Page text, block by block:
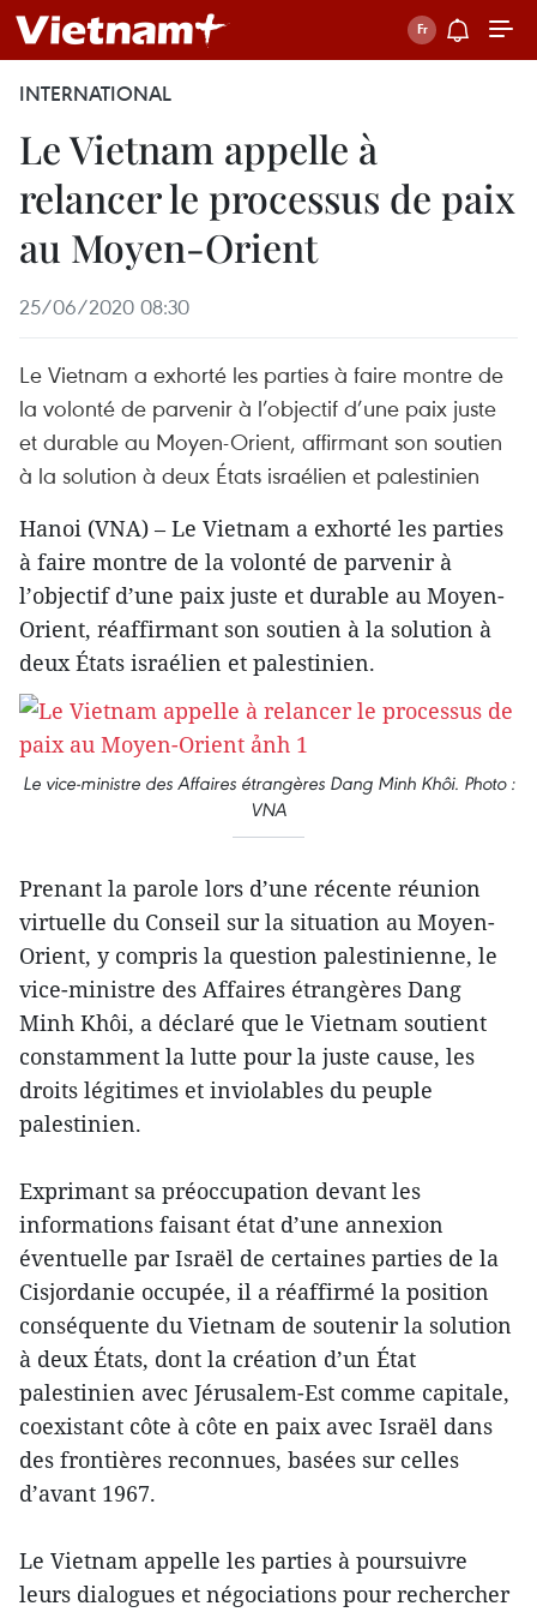
INTERNATIONAL
Le Vietnam appelle à
relancer le processus de paix
au Moyen-Orient
25/06/2020 08:30
Le Vietnam a exhorté les parties à faire montre de
la volonté de parvenir à l’objectif d’une paix juste
et durable au Moyen-Orient, affirmant son soutien
à la solution à deux États israélien et palestinien
Hanoi (VNA) – Le Vietnam a exhorté les parties
à faire montre de la volonté de parvenir à
l’objectif d’une paix juste et durable au Moyen-
Orient, réaffirmant son soutien à la solution à
deux États israélien et palestinien.
Le vice-ministre des Affaires étrangères Dang Minh Khôi. Photo :
VNA
Prenant la parole lors d’une récente réunion
virtuelle du Conseil sur la situation au Moyen-
Orient, y compris la question palestinienne, le
vice-ministre des Affaires étrangères Dang
Minh Khôi, a déclaré que le Vietnam soutient
constamment la lutte pour la juste cause, les
droits légitimes et inviolables du peuple
palestinien.
Exprimant sa préoccupation devant les
informations faisant état d’une annexion
éventuelle par Israël de certaines parties de la
Cisjordanie occupée, il a réaffirmé la position
conséquente du Vietnam de soutenir la solution
à deux États, dont la création d’un État
palestinien avec Jérusalem-Est comme capitale,
coexistant côte à côte en paix avec Israël dans
des frontières reconnues, basées sur celles
d’avant 1967.
Le Vietnam appelle les parties à poursuivre
leurs dialogues et négociations pour rechercher